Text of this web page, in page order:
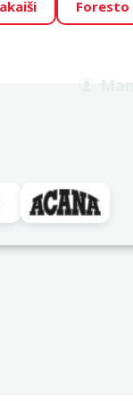
barībām! 🍖 →
2027. gada
Foresto